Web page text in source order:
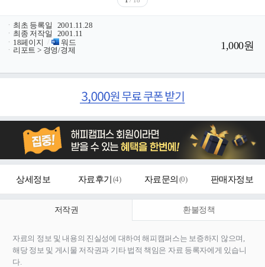
ㆍ 최초 등록일
2001.11.28
ㆍ 최종 저작일
2001.11
ㆍ 18페이지 /
워드
ㆍ 리포트 > 경영/경제 1,000원
상세정보 자료후기 (4) 자료문의 (0) 판매자정보
저작권 환불정책
자료의 정보 및 내용의 진실성에 대하여 해피캠퍼스는 보증하지 않으며,
해당 정보 및 게시물 저작권과 기타 법적 책임은 자료 등록자에게 있습니
다.